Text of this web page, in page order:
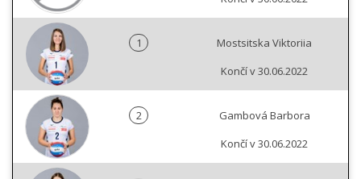
1
Mostsitska Viktoriia
Končí v 30.06.2022
2
Gambová Barbora
Končí v 30.06.2022